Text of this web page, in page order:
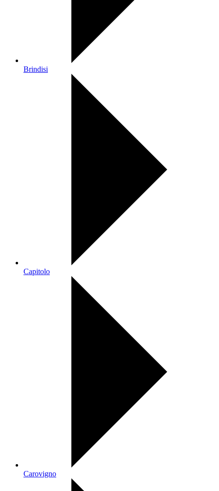
Brindisi
Capitolo
Carovigno